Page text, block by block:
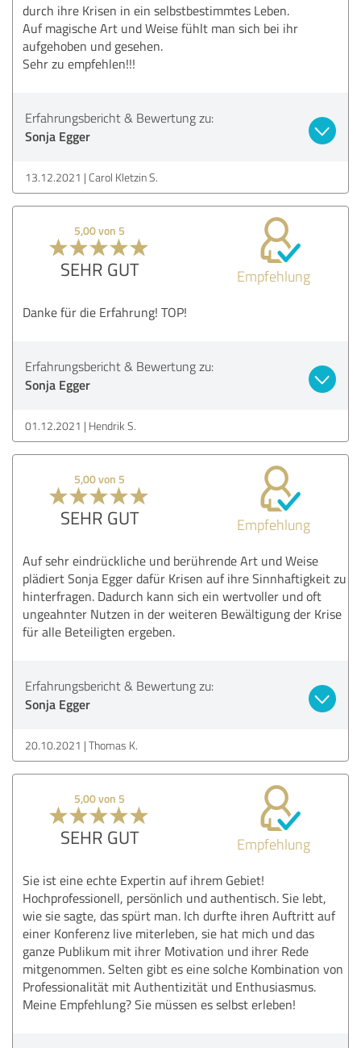
durch ihre Krisen in ein selbstbestimmtes Leben.
Auf magische Art und Weise fühlt man sich bei ihr
aufgehoben und gesehen.
Sehr zu empfehlen!!!
Erfahrungsbericht & Bewertung zu:
Sonja Egger
13.12.2021 Carol Kletzin S.
5,00 von 5
SEHR GUT Empfehlung
Danke für die Erfahrung! TOP!
Erfahrungsbericht & Bewertung zu:
Sonja Egger
01.12.2021 Hendrik S.
5,00 von 5
SEHR GUT Empfehlung
Auf sehr eindrückliche und berührende Art und Weise
plädiert Sonja Egger dafür Krisen auf ihre Sinnhaftigkeit zu
hinterfragen. Dadurch kann sich ein wertvoller und oft
ungeahnter Nutzen in der weiteren Bewältigung der Krise
für alle Beteiligten ergeben.
Erfahrungsbericht & Bewertung zu:
Sonja Egger
20.10.2021 Thomas K.
5,00 von 5
SEHR GUT Empfehlung
Sie ist eine echte Expertin auf ihrem Gebiet!
Hochprofessionell, persönlich und authentisch. Sie lebt,
wie sie sagte, das spürt man. Ich durfte ihren Auftritt auf
einer Konferenz live miterleben, sie hat mich und das
ganze Publikum mit ihrer Motivation und ihrer Rede
mitgenommen. Selten gibt es eine solche Kombination von
Professionalität mit Authentizität und Enthusiasmus.
Meine Empfehlung? Sie müssen es selbst erleben!